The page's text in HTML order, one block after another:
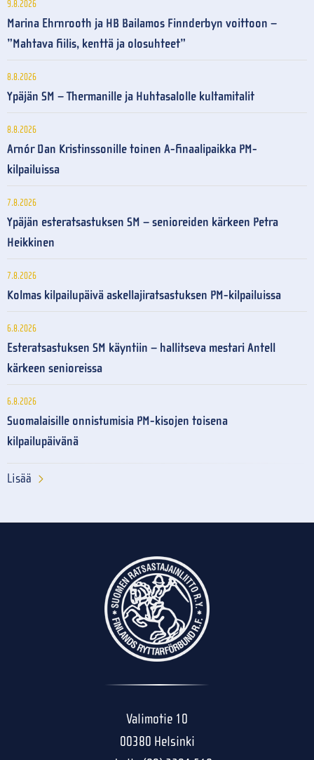
9.8.2026
Marina Ehrnrooth ja HB Bailamos Finnderbyn voittoon –
”Mahtava fiilis, kenttä ja olosuhteet”
8.8.2026
Ypäjän SM – Thermanille ja Huhtasalolle kultamitalit
8.8.2026
Arnór Dan Kristinssonille toinen A-finaalipaikka PM-
kilpailuissa
7.8.2026
Ypäjän esteratsastuksen SM – senioreiden kärkeen Petra
Heikkinen
7.8.2026
Kolmas kilpailupäivä askellajiratsastuksen PM-kilpailuissa
6.8.2026
Esteratsastuksen SM käyntiin – hallitseva mestari Antell
kärkeen senioreissa
6.8.2026
Suomalaisille onnistumisia PM-kisojen toisena
kilpailupäivänä
Lisää
Valimotie 10
00380 Helsinki